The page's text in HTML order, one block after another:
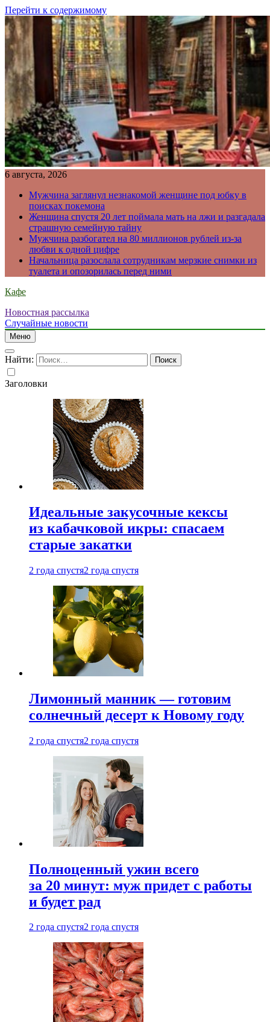
Перейти к содержимому
6 августа, 2026
Мужчина заглянул незнакомой женщине под юбку в
поисках покемона
Женщина спустя 20 лет поймала мать на лжи и разгадала
страшную семейную тайну
Мужчина разбогател на 80 миллионов рублей из-за
любви к одной цифре
Начальница разослала сотрудникам мерзкие снимки из
туалета и опозорилась перед ними
Кафе
Новостная рассылка
Случайные новости
Меню
Найти:
Заголовки
Идеальные закусочные кексы
из кабачковой икры: спасаем
старые закатки
2 года спустя2 года спустя
Лимонный манник — готовим
солнечный десерт к Новому году
2 года спустя2 года спустя
Полноценный ужин всего
за 20 минут: муж придет с работы
и будет рад
2 года спустя2 года спустя